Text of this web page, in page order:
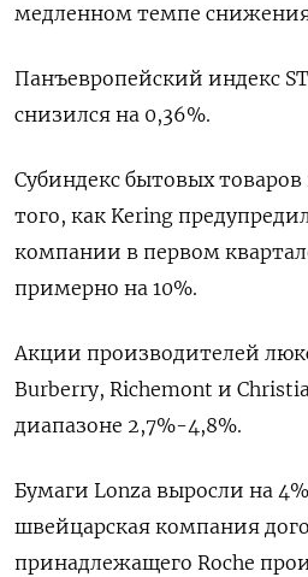
медленном темпе снижения
Панъевропейский индекс
снизился на 0,36%.
Субиндекс бытовых товаров
того, как Kering
компании в первом
примерно на 10%.
Акции производителей
Burberry, Richemont и
диапазоне 2,7%-4,8%.
Бумаги Lonza выросли на
швейцарская компания
принадлежащего Roche